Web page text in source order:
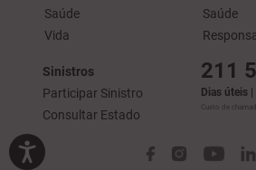
Saúde
Vida
Saúde
Sinistros
Participar Sinistro
Consultar Estado
211
Dias úteis
Custo de